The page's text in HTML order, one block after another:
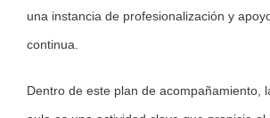
una instancia de profesionalización y
continua.
Dentro de este plan de acompañamiento,